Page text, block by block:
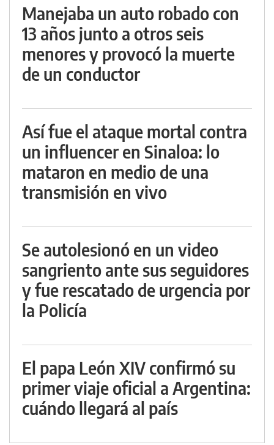
Manejaba un auto robado con
13 años junto a otros seis
menores y provocó la muerte
de un conductor
Así fue el ataque mortal contra
un influencer en Sinaloa: lo
mataron en medio de una
transmisión en vivo
Se autolesionó en un video
sangriento ante sus seguidores
y fue rescatado de urgencia por
la Policía
El papa León XIV confirmó su
primer viaje oficial a Argentina:
cuándo llegará al país